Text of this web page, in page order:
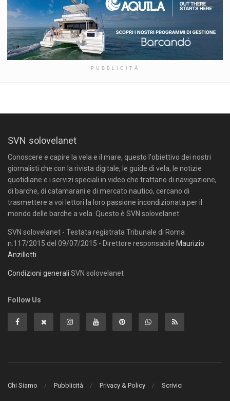
PUBBLICITÀ
SVN solovelanet
Conoscere e capire la vela e il mare, questo l'obiettivo dei nostri
giornalisti che con la rivista digitale, le guide di vela, le notizie
quotidiane e i servizi speciali in video che trattano di navigazione,
di barche, di catamarani e di mercato nautico, cercano di
trasmettere a voi lettori la loro passione incondizionata per il
mondo delle barche a vela. Questo è SVN solovelanet.
SVN solovelanet - Testata registrata Tribunale di Roma
n.117/2015 del 09/07/2015 - Direttore responsabile Maurizio
Anzillotti
Condizioni generali SVN solovelanet
Follow Us
Chi Siamo Pubblicità Privacy & Policy Scrivici